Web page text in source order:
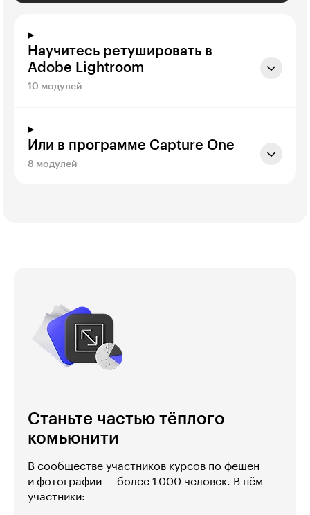
Научитесь ретушировать в
Adobe Lightroom
10 модулей
Или в программе Capture One
8 модулей
Станьте частью тёплого
комьюнити
В сообществе участников курсов по фешен
и фотографии — более 1 000 человек. В нём
участники: